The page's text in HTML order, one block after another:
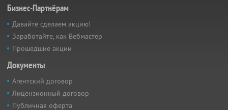
Бизнес-Партнёрам
Давайте сделаем акцию!
Заработайте, как Вебмастер
Прошедшие акции
Документы
Агентский договор
Лицензионный договор
Публичная оферта